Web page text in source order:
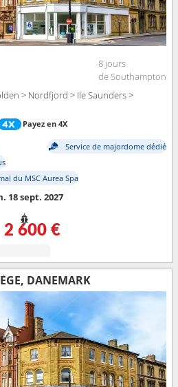
8 jours
de Southampton
> Nordfjord > Ile Saunders >
Payez en 4X
Service de majordome dédié
du MSC Aurea Spa
18 sept. 2027
2 600 €
DANEMARK